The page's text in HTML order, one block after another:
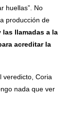
huellas”. No
producción de
llamadas a la
acreditar la
veredicto, Coria
nada que ver